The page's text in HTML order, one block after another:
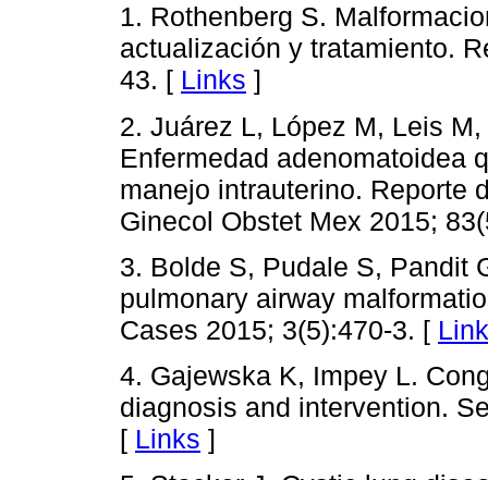
1. Rothenberg S.
actualización y tratamiento.
43. [ Links ]
2. Juárez L, López M, Leis
Enfermedad adenomatoidea
manejo intrauterino. Reporte
Ginecol Obstet Mex 2015;
3. Bolde S, Pudale S, Pandit
pulmonary airway
Cases 2015; 3(5):470-3. [
4. Gajewska K, Impey L.
diagnosis and intervention.
[ Links ]